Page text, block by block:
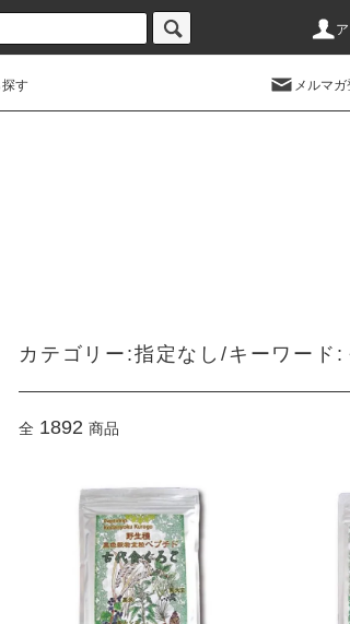
す メルマ
カテゴリー:指定なし/キーワード:
全 1892 商品